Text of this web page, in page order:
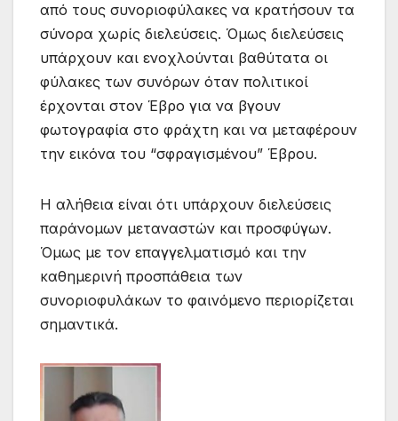
από τους συνοριοφύλακες να κρατήσουν τα
σύνορα χωρίς διελεύσεις. Όμως διελεύσεις
υπάρχουν και ενοχλούνται βαθύτατα οι
φύλακες των συνόρων όταν πολιτικοί
έρχονται στον Έβρο για να βγουν
φωτογραφία στο φράχτη και να μεταφέρουν
την εικόνα του “σφραγισμένου” Έβρου.
Η αλήθεια είναι ότι υπάρχουν διελεύσεις
παράνομων μεταναστών και προσφύγων.
Όμως με τον επαγγελματισμό και την
καθημερινή προσπάθεια των
συνοριοφυλάκων το φαινόμενο περιορίζεται
σημαντικά.